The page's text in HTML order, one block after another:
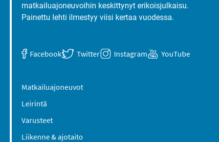
matkailuajoneuvoihin keskittynyt erikoisjulkaisu.
Painettu lehti ilmestyy viisi kertaa vuodessa.
Facebook Twitter Instagram YouTube
Matkailuajoneuvot
Leirintä
Varusteet
Liikenne & ajotaito